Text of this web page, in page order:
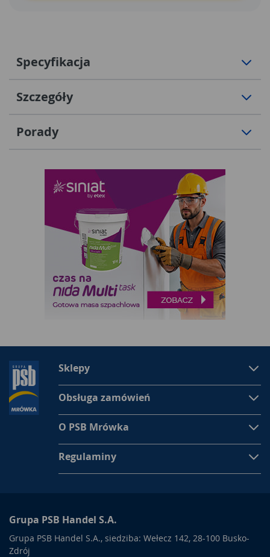
Specyfikacja
Szczegóły
Porady
Sklepy
Obsługa zamówień
O PSB Mrówka
Regulaminy
Grupa PSB Handel S.A.
Grupa PSB Handel S.A., siedziba: Wełecz 142, 28-100 Busko-
Zdrój